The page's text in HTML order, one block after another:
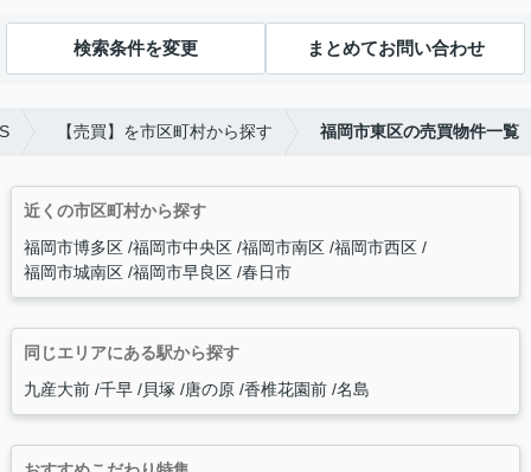
検索条件を変更 まとめてお問い合わせ
【売買】を市区町村から探す 福岡市東区の売買物件一覧
近くの市区町村から探す
福岡市博多区 福岡市中央区 福岡市南区 福岡市西区
福岡市城南区 福岡市早良区 春日市
同じエリアにある駅から探す
九産大前 千早 貝塚 唐の原 香椎花園前 名島